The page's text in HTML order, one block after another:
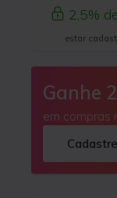
2,5%
estar
Ganhe
em compras